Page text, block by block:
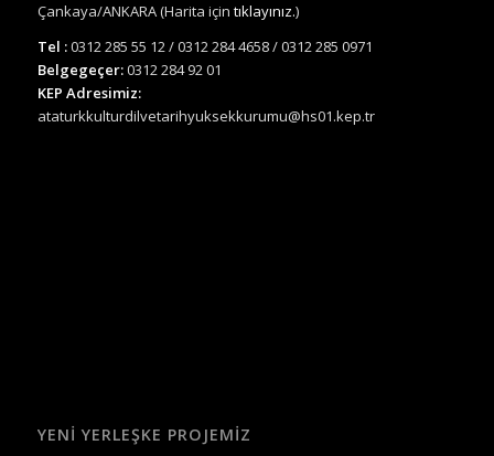
Çankaya/ANKARA (Harita için tıklayınız.)
Tel :0312 285 55 12 / 0312 284 4658 / 0312 285 0971
Belgegeçer:0312 284 92 01
KEP Adresimiz:
ataturkkulturdilvetarihyuksekkurumu@hs01.kep.tr
YENI YERLEŞKE PROJEMIZ